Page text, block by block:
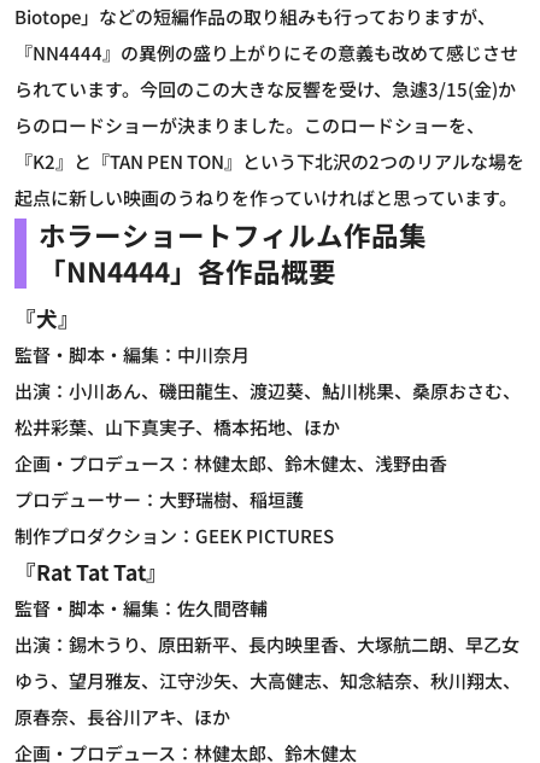
Biotope」などの短編作品の取り組みも行っておりますが、
『NN4444』の異例の盛り上がりにその意義も改めて感じさせ
られています。今回のこの大きな反響を受け、急遽3/15(金)か
らのロードショーが決まりました。このロードショーを、
『K2』と『TAN PEN TON』という下北沢の2つのリアルな場を
起点に新しい映画のうねりを作っていければと思っています。
ホラーショートフィルム作品集
「NN4444」 各作品概要
『犬』
監督・脚本・編集：中川奈月
出演：小川あん、磯田龍生、渡辺葵、鮎川桃果、桑原おさむ、
松井彩葉、山下真実子、橋本拓地、ほか
企画・プロデュース：林健太郎、鈴木健太、浅野由香
プロデューサー：大野瑞樹、稲垣護
制作プロダクション：GEEK PICTURES
『Rat Tat Tat』
監督・脚本・編集：佐久間啓輔
出演：錫木うり、原田新平、長内映里香、大塚航二朗、早乙女
ゆう、望月雅友、江守沙矢、大高健志、知念結奈、秋川翔太、
原春奈、長谷川アキ、ほか
企画・プロデュース：林健太郎、鈴木健太